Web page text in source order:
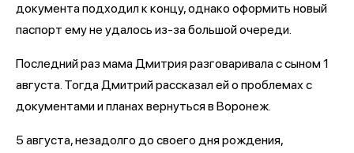
документа подходил к концу, однако оформить новый
паспорт ему не удалось из-за большой очереди.
Последний раз мама Дмитрия разговаривала с сыном 1
августа. Тогда Дмитрий рассказал ей о проблемах с
документами и планах вернуться в Воронеж.
5 августа, незадолго до своего дня рождения,